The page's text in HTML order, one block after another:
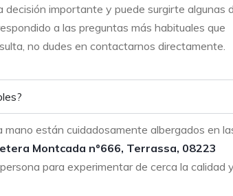
decisión importante y puede surgirte algunas
a las preguntas más habituales que
no dudes en contactarnos directamente.
están cuidadosamente albergados en
Montcada nº666, Terrassa, 08223
para experimentar de cerca la calidad